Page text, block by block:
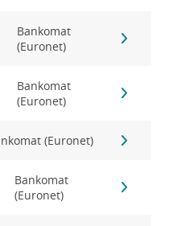
Bankomat
(Euronet)
Bankomat
(Euronet)
(Euronet)
Bankomat
(Euronet)